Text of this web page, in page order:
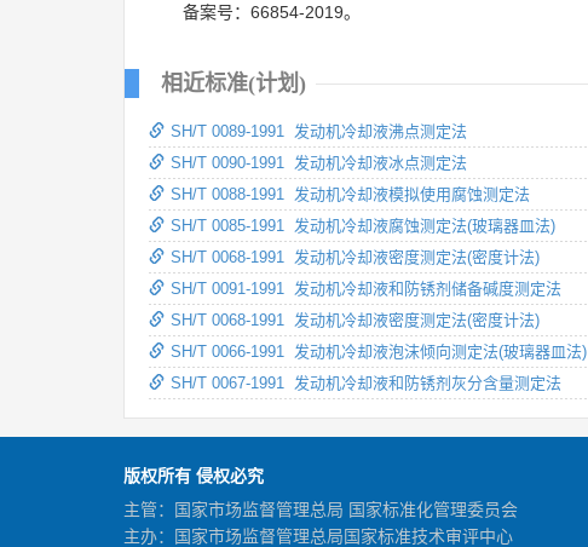
备案号：66854-2019。
相近标准(计划)
SH/T 0089-1991 发动机冷却液沸点测定法
SH/T 0090-1991 发动机冷却液冰点测定法
SH/T 0088-1991 发动机冷却液模拟使用腐蚀测定法
SH/T 0085-1991 发动机冷却液腐蚀测定法(玻璃器皿法)
SH/T 0068-1991 发动机冷却液密度测定法(密度计法)
SH/T 0091-1991 发动机冷却液和防锈剂储备碱度测定法
SH/T 0068-1991 发动机冷却液密度测定法(密度计法)
SH/T 0066-1991 发动机冷却液泡沫倾向测定法(玻璃器皿法)
SH/T 0067-1991 发动机冷却液和防锈剂灰分含量测定法
版权所有 侵权必究
主管：国家市场监督管理总局 国家标准化管理委员会
主办：国家市场监督管理总局国家标准技术审评中心